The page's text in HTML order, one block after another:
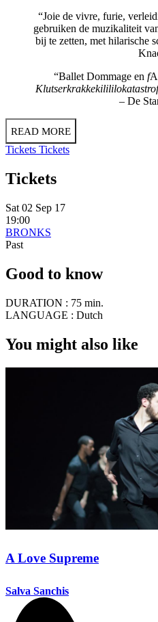
“Joie de vivre, furie,
gebruiken de muzikaliteit
bij te zetten, met hilarische
“Ballet Dommage en f
Klutserkrakkekilililokatastrof
– De
READ MORE
Tickets Tickets
Tickets
Sat 02 Sep 17
19:00
BRONKS
Past
Good to know
DURATION : 75 min.
LANGUAGE : Dutch
You might also like
A Love Supreme
Salva Sanchis